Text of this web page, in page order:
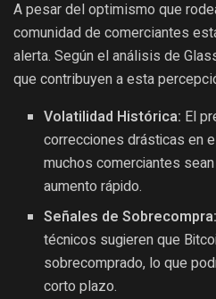
A pesar del optimismo que
comunidad de comerciantes
alerta. Según el análisis de
que contribuyen a esta
Volatilidad Histórica: El
correcciones drásticas en
muchos comerciantes
aumento rápido.
Señales de Sobrecompra:
técnicos sugieren que
sobrecomprado, lo que
corto plazo.